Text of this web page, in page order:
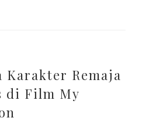
Karakter Remaja
di Film My